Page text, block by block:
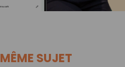
SUJET